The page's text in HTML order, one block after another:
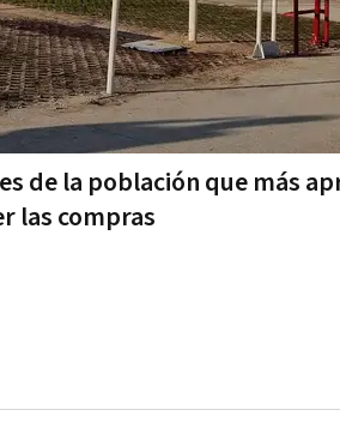
de la población que más
las compras